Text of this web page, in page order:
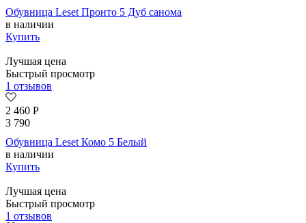
Обувница Leset Пронто 5 Дуб санома
в наличии
Купить
Лучшая цена
Быстрый просмотр
1 отзывов
2 460 Р
3 790
Обувница Leset Комо 5 Белый
в наличии
Купить
Лучшая цена
Быстрый просмотр
1 отзывов